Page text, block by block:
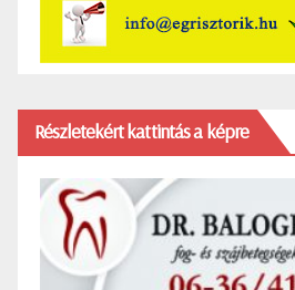
Részletekért kattintás a képre